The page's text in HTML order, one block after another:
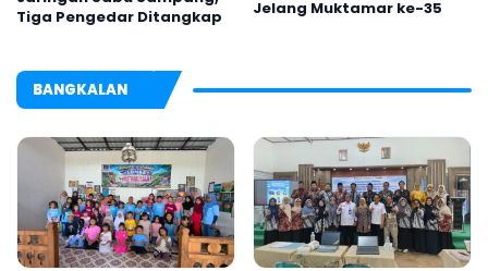
Tiga Pengedar Ditangkap
Jelang Muktamar ke-35
BANGKALAN